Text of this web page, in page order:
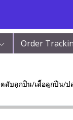
Order
ตลับลูกปืน/เสื้อลูกปืน/ป